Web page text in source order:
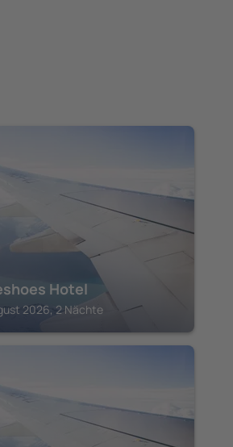
Hotel
2026, 2 Nächte